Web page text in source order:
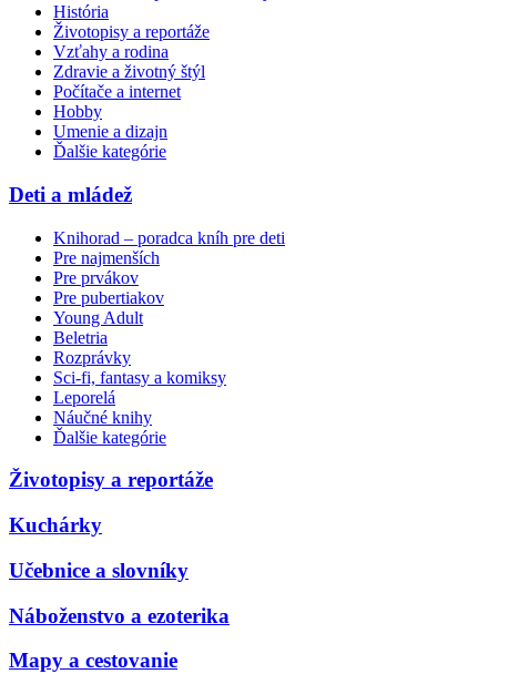
História
Životopisy a reportáže
Vzťahy a rodina
Zdravie a životný štýl
Počítače a internet
Hobby
Umenie a dizajn
Ďalšie kategórie
Deti a mládež
Knihorad – poradca kníh pre deti
Pre najmenších
Pre prvákov
Pre pubertiakov
Young Adult
Beletria
Rozprávky
Sci-fi, fantasy a komiksy
Leporelá
Náučné knihy
Ďalšie kategórie
Životopisy a reportáže
Kuchárky
Učebnice a slovníky
Náboženstvo a ezoterika
Mapy a cestovanie